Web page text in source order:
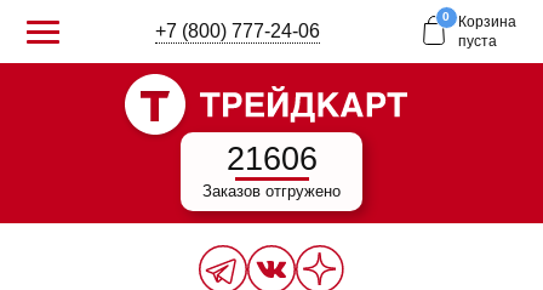
+7 (800) 777-24-06
0
Корзина
пуста
21606
Заказов отгружено